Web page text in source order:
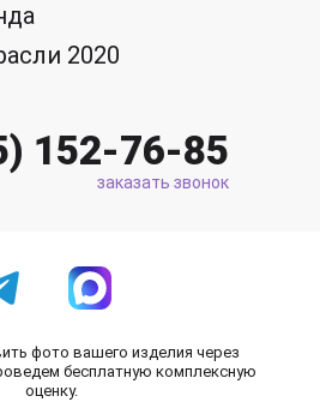
2020
152-76-85
заказать звонок
фото вашего изделия через
бесплатную комплексную
оценку.